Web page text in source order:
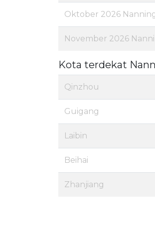
Oktober 2026
November 2026
Kota terdekat
Qinzhou
Guigang
Laibin
Beihai
Zhanjiang